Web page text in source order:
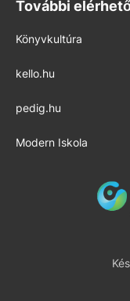
További
Könyvkultúra
kello.hu
pedig.hu
Modern Iskola